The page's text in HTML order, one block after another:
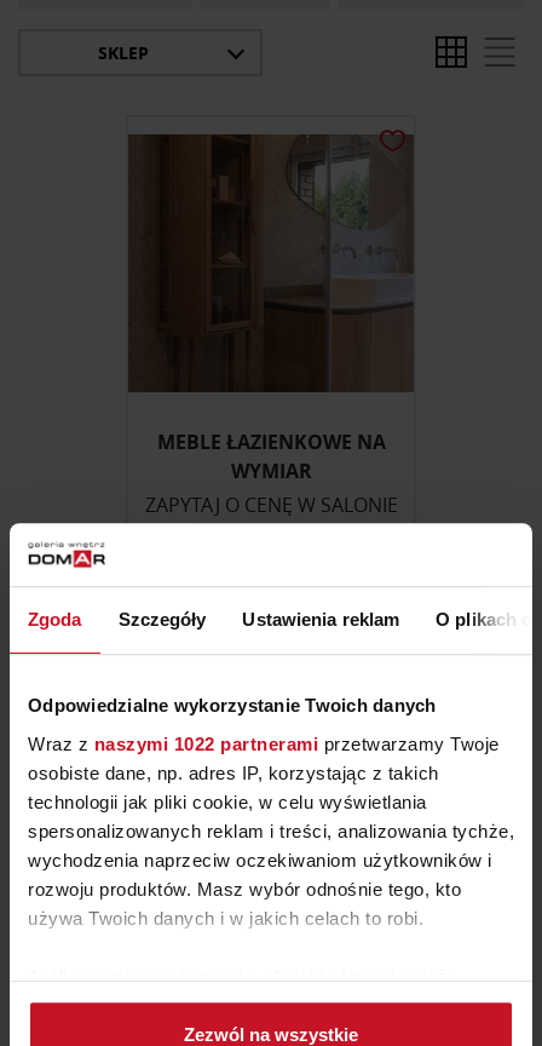
Zgoda Szczegóły Ustawienia reklam O plikach
Odpowiedzialne wykorzystanie Twoich danych
Wraz z naszymi 1022 partnerami przetwarzamy Twoje
osobiste dane, np. adres IP, korzystając z takich
technologii jak pliki cookie, w celu wyświetlania
spersonalizowanych reklam i treści, analizowania tychże,
wychodzenia naprzeciw oczekiwaniom użytkowników i
rozwoju produktów. Masz wybór odnośnie tego, kto
używa Twoich danych i w jakich celach to robi.
Jeśli wyrazisz na to zgodę, chcielibyśmy również:
Gromadzić dane dotyczące Twojej lokalizacji
geograficznej z dokładnością nawet do kilku metrów
Zezwól na wszystkie
SKLEP
MEBLE ŁAZIENKOWE NA
WYMIAR
ZAPYTAJ O CENĘ W SALONIE
Chcę zapisać się do newslettera, a co za tym idzie wyrażam zgodę
promocjach, produktach i usługach Galerii Wnętrz Domar, której
właścicielem jest Domar S.A. Wiem, że w każdej chwili będę mógł
wycofać zgodę.
Akceptujęregulamin